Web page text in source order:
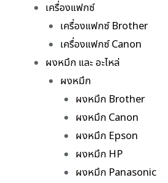
เครื่องแฟกซ์
เครื่องแฟกซ์ Brother
เครื่องแฟกซ์ Canon
ผงหมึก และ อะไหล่
ผงหมึก
ผงหมึก Brother
ผงหมึก Canon
ผงหมึก Epson
ผงหมึก HP
ผงหมึก Panasonic